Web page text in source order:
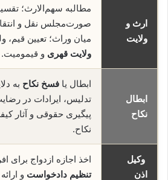
ارث و
ولایت
مطالبه سهم‌الارث؛
صورت‌مجلس نقل و
میان وراث؛ تعیین قیم،
ولایت قهری و قیمومیت.
ابطال
نکاح
ابطال یا فسخ نکاح به
تدلیس، ایرادات در
پیگیری حقوقی و آثار
نکاح.
وکیل
اذن
اخذ اجازه ازدواج برای
تنظیم دادخواست و